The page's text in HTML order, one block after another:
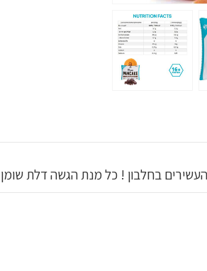
! כל מנת הגשה דלת שומן ומכילה 16 גרם חלבון ו2.8